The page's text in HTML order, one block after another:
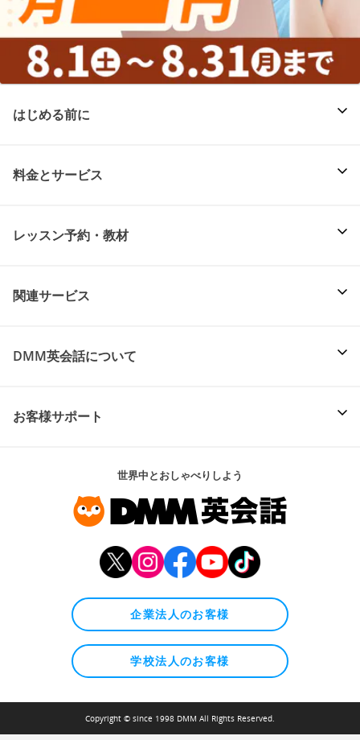
はじめる前に
料金とサービス
レッスン予約・教材
関連サービス
DMM英会話について
お客様サポート
世界中とおしゃべりしよう
企業法人のお客様
学校法人のお客様
Copyright © since 1998 DMM All Rights Reserved.